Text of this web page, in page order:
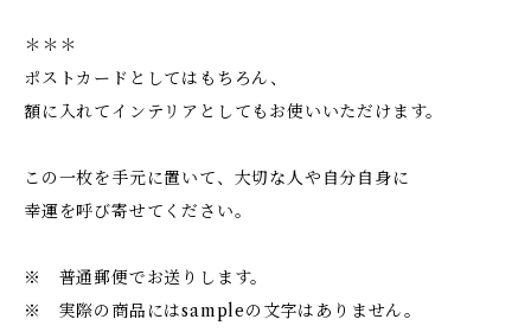
＊＊＊
ポストカードとしてはもちろん、
額に入れてインテリアとしてもお使いいただけます。
この一枚を手元に置いて、大切な人や自分自身に
幸運を呼び寄せてください。
※ 普通郵便でお送りします。
※ 実際の商品にはsampleの文字はありません。